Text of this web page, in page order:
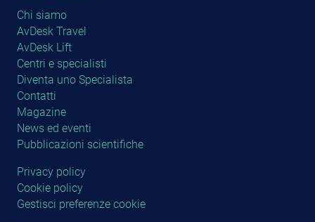
Chi siamo
AvDesk Travel
AvDesk Lift
Centri e specialisti
Diventa uno Specialista
Contatti
Magazine
News ed eventi
Pubblicazioni scientifiche
Privacy policy
Cookie policy
Gestisci preferenze cookie